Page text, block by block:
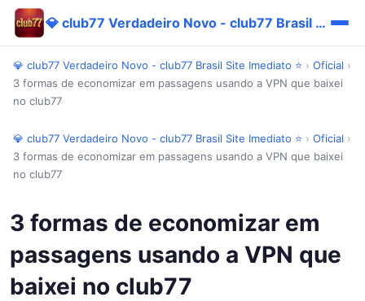
💎 club77 Verdadeiro Novo - club77 Brasil Site Imediato ⭐
💎 club77 Verdadeiro Novo - club77 Brasil Site Imediato ⭐ › Oficial ›
3 formas de economizar em passagens usando a VPN que baixei
no club77
💎 club77 Verdadeiro Novo - club77 Brasil Site Imediato ⭐ › Oficial ›
3 formas de economizar em passagens usando a VPN que baixei
no club77
3 formas de economizar em
passagens usando a VPN que
baixei no club77